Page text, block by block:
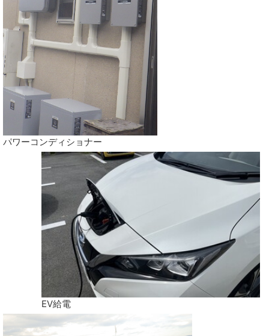
パワーコンディショナー
EV給電